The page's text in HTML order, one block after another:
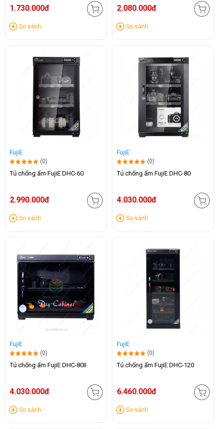
1.730.000đ
So sánh
2.080.000đ
So sánh
FujiE
(0)
Tủ chống ẩm FujiE DHC-60
2.990.000đ
So sánh
FujiE
(0)
Tủ chống ẩm FujiE DHC-80
4.030.000đ
So sánh
FujiE
(0)
Tủ chống ẩm FujiE DHC-80II
4.030.000đ
So sánh
FujiE
(0)
Tủ chống ẩm FujiE DHC-120
6.460.000đ
So sánh